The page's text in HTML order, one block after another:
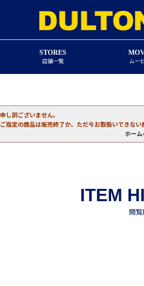
STORES
店舗一覧 ムー
申し訳ございません。
ご指定の商品は販売終了か、ただ今お取扱いできない
ホー